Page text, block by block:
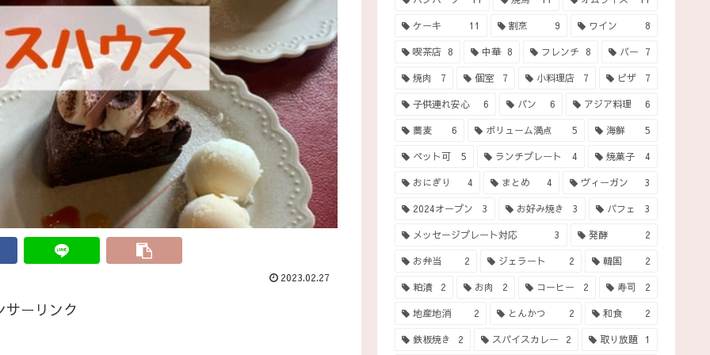
2023.02.27
サーリンク
ケーキ 11 割烹 9 ワイン 8
喫茶店 8 中華 8 フレンチ 8 バー 7
焼肉 7 個室 7 小料理店 7 ピザ 7
子供連れ安心 6 パン 6 アジア料理 6
蕎麦 6 ボリューム満点 5 海鮮 5
ペット可 5 ランチプレート 4 焼菓子 4
おにぎり 4 まとめ 4 ヴィーガン 3
2024オープン 3 お好み焼き 3 パフェ 3
メッセージプレート対応 3 発酵 2
お弁当 2 ジェラート 2 韓国 2
粕漬 2 お肉 2 コーヒー 2 寿司 2
地産地消 2 とんかつ 2 和食 2
鉄板焼き 2 スパイスカレー 2 取り放題 1